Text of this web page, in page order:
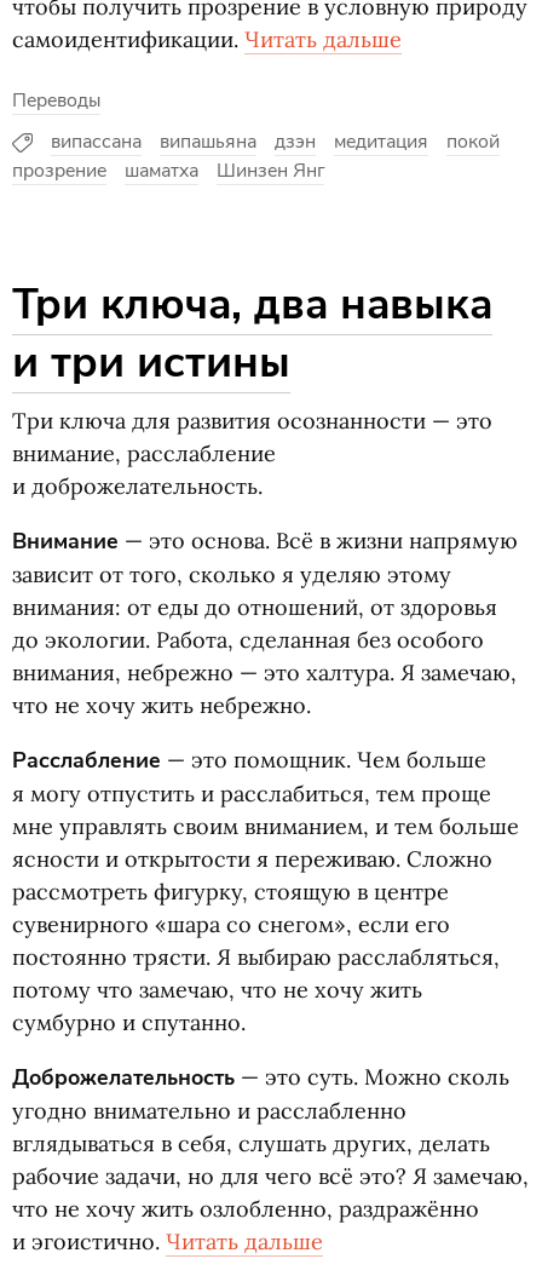
чтобы получить прозрение в условную природу
самоидентификации. Читать дальше
Переводы
випассана
випашьяна дзэн медитация
покой
прозрение
шаматха Шинзен Янг
Три ключа, два навыка
и три истины
Три ключа для развития осознанности — это
внимание, расслабление
и доброжелательность.
Внимание — это основа. Всё в жизни напрямую
зависит от того, сколько я уделяю этому
внимания: от еды до отношений, от здоровья
до экологии. Работа, сделанная без особого
внимания, небрежно — это халтура. Я замечаю,
что не хочу жить небрежно.
Расслабление — это помощник. Чем больше
я могу отпустить и расслабиться, тем проще
мне управлять своим вниманием, и тем больше
ясности и открытости я переживаю. Сложно
рассмотреть фигурку, стоящую в центре
сувенирного «шара со снегом», если его
постоянно трясти. Я выбираю расслабляться,
потому что замечаю, что не хочу жить
сумбурно и спутанно.
Доброжелательность — это суть. Можно сколь
угодно внимательно и расслабленно
вглядываться в себя, слушать других, делать
рабочие задачи, но для чего всё это? Я замечаю,
что не хочу жить озлобленно, раздражённо
и эгоистично. Читать дальше